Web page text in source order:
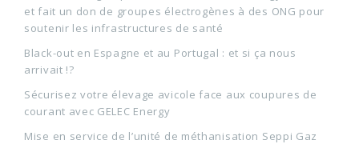
et fait un don de groupes électrogènes à des ONG pour
soutenir les infrastructures de santé
Black-out en Espagne et au Portugal : et si ça nous
arrivait !?
Sécurisez votre élevage avicole face aux coupures de
courant avec GELEC Energy
Mise en service de l’unité de méthanisation Seppi Gaz